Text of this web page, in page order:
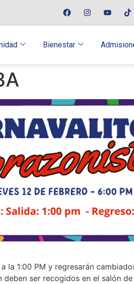
Bienestar
la 1:00 PM y regresarán
ser recogidos en el salón